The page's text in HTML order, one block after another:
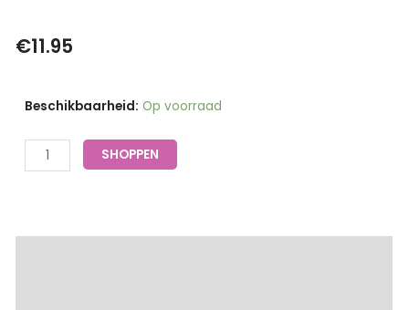
€11.95
Beschikbaarheid: Op voorraad
Oorbellen
studs
roze
SHOPPEN